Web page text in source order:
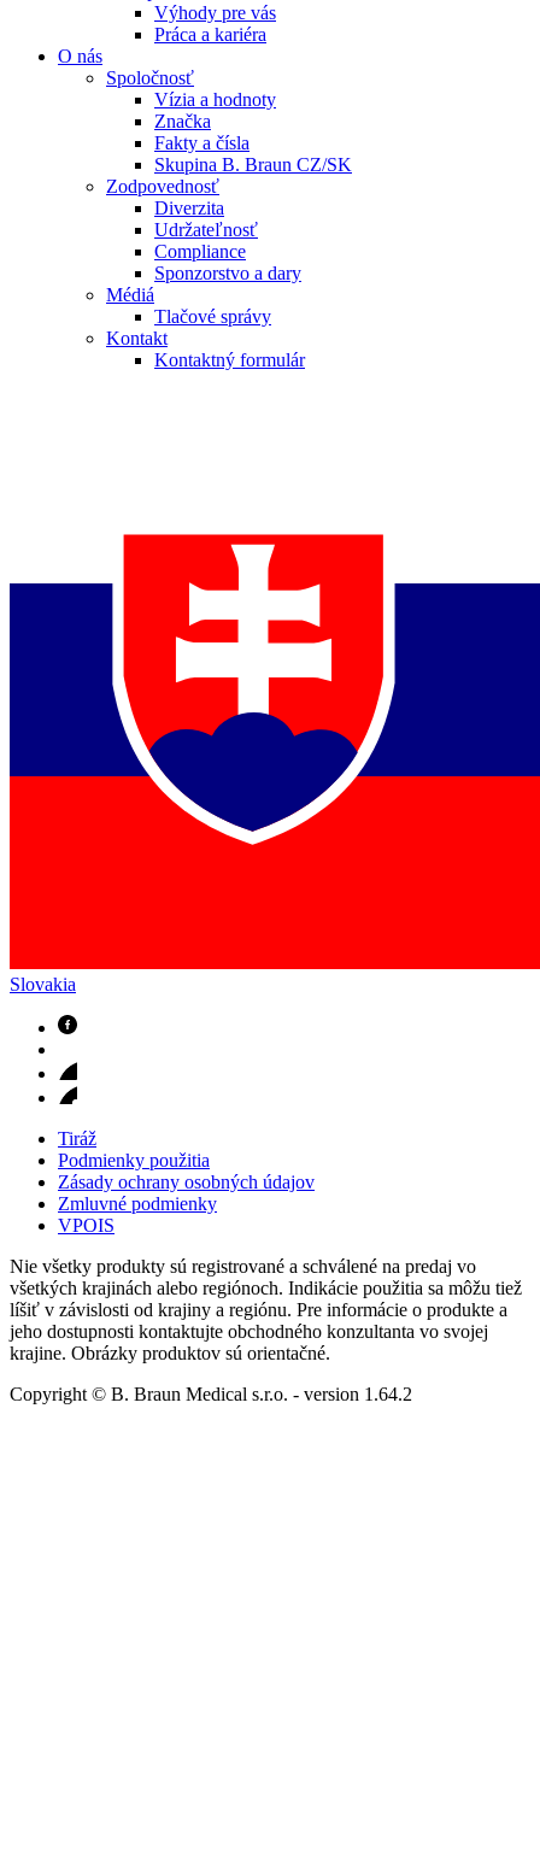
Výhody pre vás
Práca a kariéra
O nás
Spoločnosť
Vízia a hodnoty
Značka
Fakty a čísla
Skupina B. Braun CZ/SK
Zodpovednosť
Diverzita
Udržateľnosť
Compliance
Sponzorstvo a dary
Médiá
Tlačové správy
Kontakt
Kontaktný formulár
Slovakia
Tiráž
Podmienky použitia
Zásady ochrany osobných údajov
Zmluvné podmienky
VPOIS
Nie všetky produkty sú registrované a schválené na predaj vo
všetkých krajinách alebo regiónoch. Indikácie použitia sa môžu tiež
líšiť v závislosti od krajiny a regiónu. Pre informácie o produkte a
jeho dostupnosti kontaktujte obchodného konzultanta vo svojej
krajine. Obrázky produktov sú orientačné.
Copyright © B. Braun Medical s.r.o. - version 1.64.2